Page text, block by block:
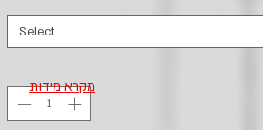
Select
מקרא מידות